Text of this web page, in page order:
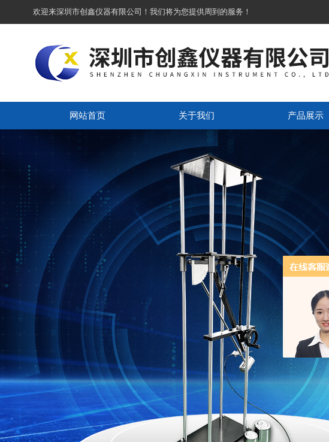
欢迎来深圳市创鑫仪器有限公司！我们将为您提供周到的服务！
网站首页 关于我们 产品展示